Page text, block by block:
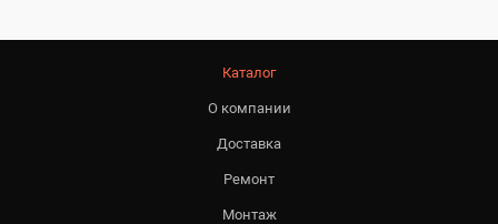
Каталог
О компании
Доставка
Ремонт
Монтаж